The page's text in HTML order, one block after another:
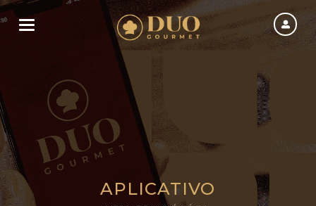
Toggle navigation
APLICATIVO